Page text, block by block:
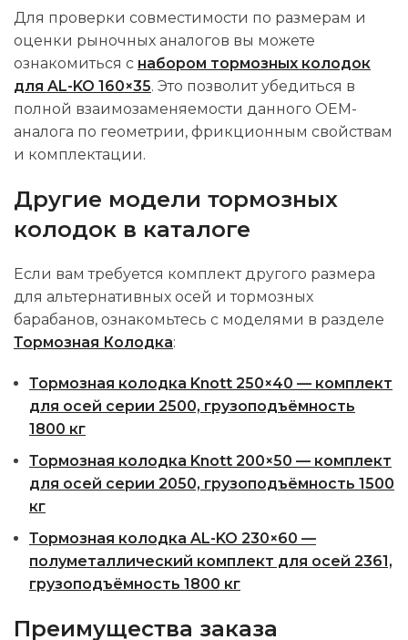
Для проверки совместимости по размерам и
оценки рыночных аналогов вы можете
ознакомиться с набором тормозных колодок
для AL-KO 160×35. Это позволит убедиться в
полной взаимозаменяемости данного OEM-
аналога по геометрии, фрикционным свойствам
и комплектации.
Другие модели тормозных
колодок в каталоге
Если вам требуется комплект другого размера
для альтернативных осей и тормозных
барабанов, ознакомьтесь с моделями в разделе
Тормозная Колодка:
Тормозная колодка Knott 250×40 — комплект
для осей серии 2500, грузоподъёмность
1800 кг
Тормозная колодка Knott 200×50 — комплект
для осей серии 2050, грузоподъёмность 1500
кг
Тормозная колодка AL-KO 230×60 —
полуметаллический комплект для осей 2361,
грузоподъёмность 1800 кг
Преимущества заказа